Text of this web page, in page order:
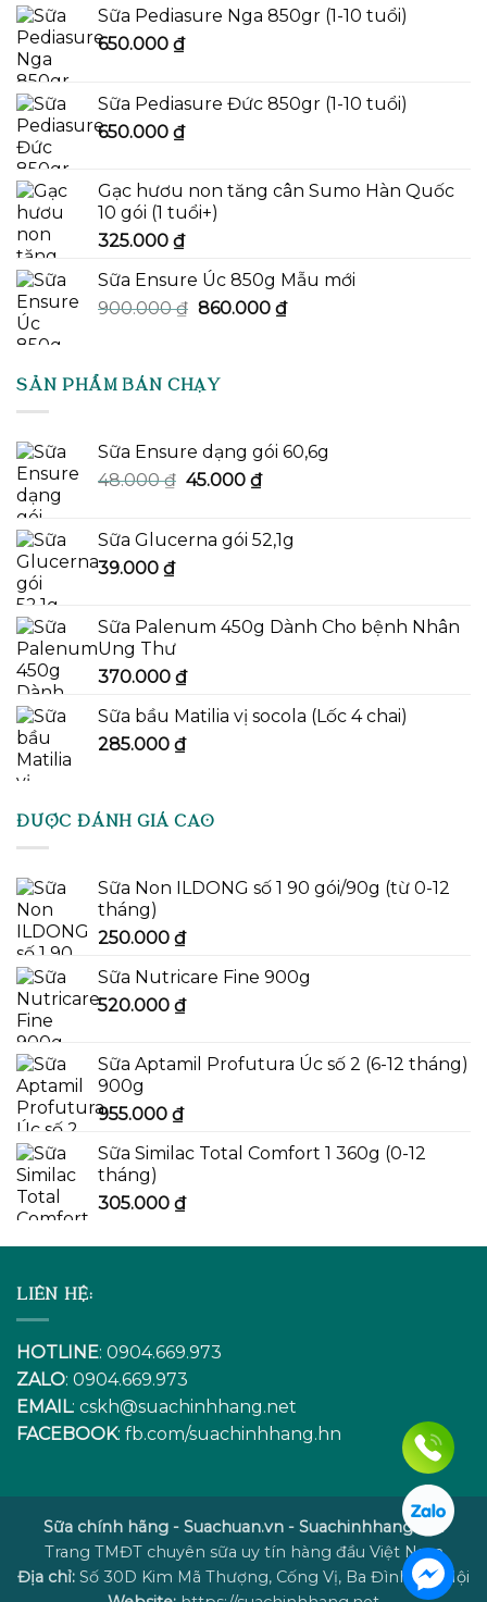
Sữa Pediasure Nga 850gr (1-10 tuổi)
650.000 ₫
Sữa Pediasure Đức 850gr (1-10 tuổi)
650.000 ₫
Gạc hươu non tăng cân Sumo Hàn Quốc
10 gói (1 tuổi+)
325.000 ₫
Sữa Ensure Úc 850g Mẫu mới
900.000₫ Giá
900.000 ₫.
860.000 ₫Giá
SẢN PHẨM BÁN CHẠY
Sữa Ensure dạng gói 60,6g
48.000₫ Giá
48.000 ₫.
45.000 ₫Giá
là:
Sữa Glucerna gói 52,1g
39.000 ₫
Sữa Palenum 450g Dành Cho bệnh Nhân
Ung Thư
370.000 ₫
Sữa bầu Matilia vị socola (Lốc 4 chai)
285.000 ₫
ĐƯỢC ĐÁNH GIÁ CAO
Sữa Non ILDONG số 1 90 gói/90g (từ 0-12
tháng)
250.000 ₫
Sữa Nutricare Fine 900g
520.000 ₫
Sữa Aptamil Profutura Úc số 2 (6-12 tháng)
900g
955.000 ₫
Sữa Similac Total Comfort 1 360g (0-12
tháng)
305.000 ₫
LIÊN HỆ:
HOTLINE: 0904.669.973
ZALO: 0904.669.973
EMAIL: cskh@suachinhhang.net
FACEBOOK: fb.com/suachinhhang.hn
Sữa chính hãng - Suachuan.vn - Suachinhhang.net
Trang TMĐT chuyên sữa uy tín hàng đầu Việt Nam
Địa chỉ: Số 30D Kim Mã Thượng, Cống Vị, Ba Đình, Hà Nội